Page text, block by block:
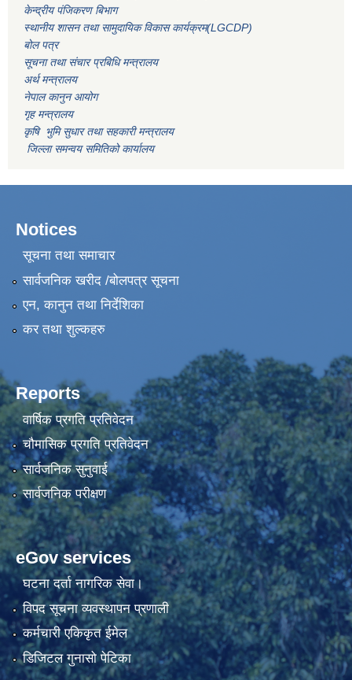
केन्द्रीय पंजिकरण बिभाग
स्थानीय शासन तथा सामुदायिक विकास कार्यक्रम(LGCDP)
बोल पत्र
सूचना तथा संचार प्रबिधि मन्त्रालय
अर्थ मन्त्रालय
नेपाल कानुन आयोग
गृह मन्त्रालय
कृषि भुमि सुधार तथा सहकारी मन्त्रालय
जिल्ला समन्वय समितिको कार्यालय
Notices
सूचना तथा समाचार
सार्वजनिक खरीद /बोलपत्र सूचना
एन, कानुन तथा निर्देशिका
कर तथा शुल्कहरु
Reports
वार्षिक प्रगति प्रतिवेदन
चौमासिक प्रगति प्रतिवेदन
सार्वजनिक सुनुवाई
सार्वजनिक परीक्षण
eGov services
घटना दर्ता नागरिक सेवा।
विपद सूचना व्यवस्थापन प्रणाली
कर्मचारी एकिकृत ईमेल
डिजिटल गुनासो पेटिका